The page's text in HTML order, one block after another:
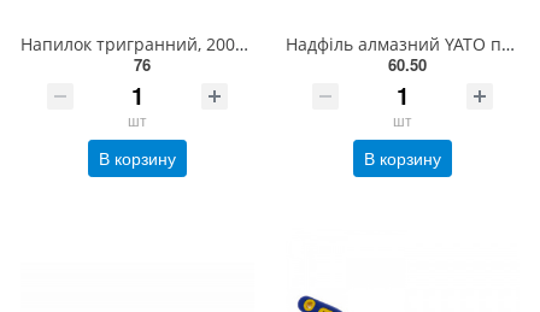
Напилок тригранний, 200мм TSF0200 СТАНДАРТ
76
шт
В корзину
Надфіль алмазний YATO плоский, l= 160/50 мм, b= 4 мм [80/800] YT-6147
60.50
шт
В корзину